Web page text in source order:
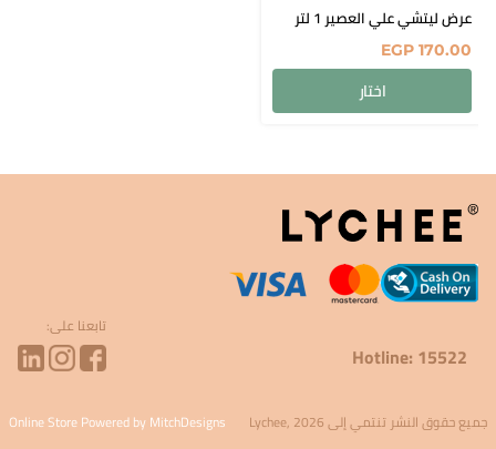
عرض ليتشي علي العصير 1 لتر
EGP 170.00
اختار
Hotline: 15522
تابعنا على:
جميع حقوق النشر تنتمي إلى Lychee, 2026 Online Store Powered by MitchDesigns